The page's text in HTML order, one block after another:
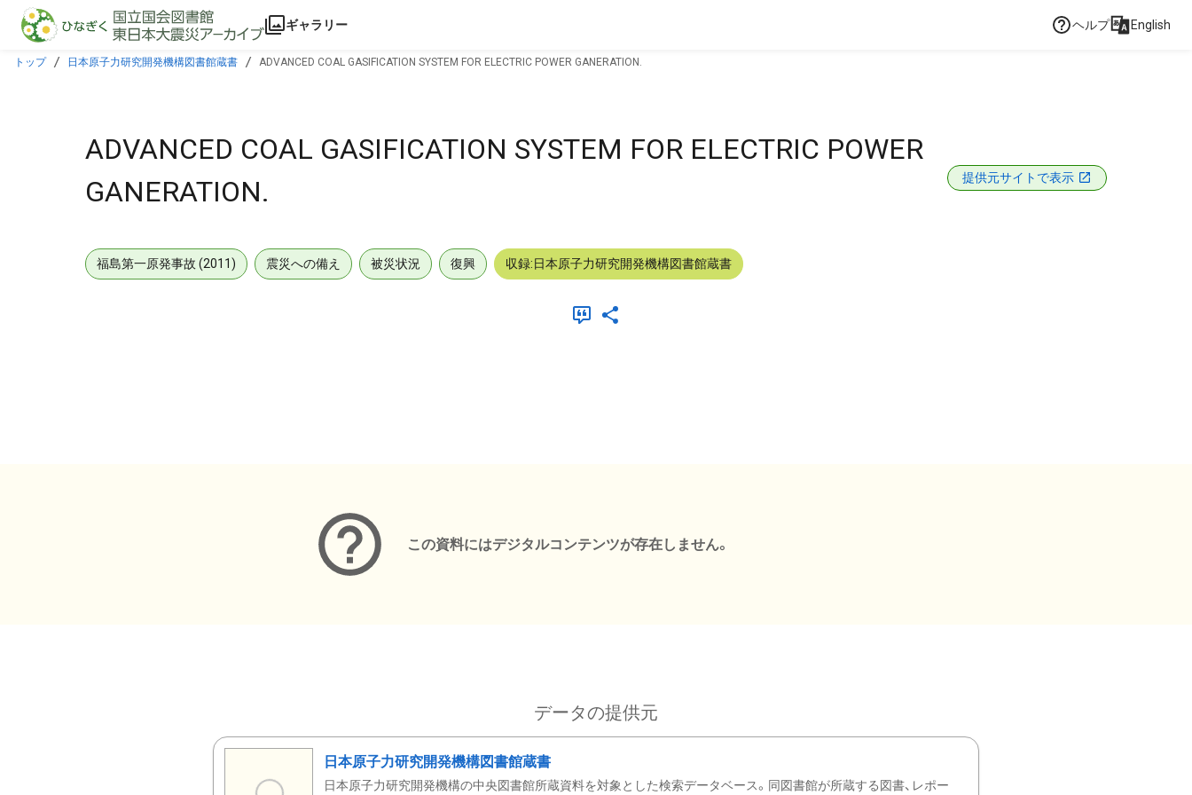
本文に飛ぶ
ギャラリー ヘルプ English
トップ 日本原子力研究開発機構図書館蔵書 ADVANCED COAL GASIFICATION SYSTEM FOR ELECTRIC POWER GANERATION.
ADVANCED COAL GASIFICATION SYSTEM FOR ELECTRIC POWER
GANERATION.
提供元サイトで表示
福島第一原発事故 (2011) 震災への備え 被災状況 復興 収録:日本原子力研究開発機構図書館蔵書
この資料にはデジタルコンテンツが存在しません。
データの提供元
日本原子力研究開発機構図書館蔵書
日本原子力研究開発機構の中央図書館所蔵資料を対象とした検索データベース。同図書館が所蔵する図書、レポー